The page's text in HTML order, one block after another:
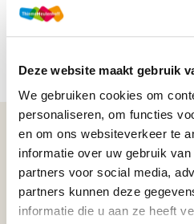
Deze website maakt gebruik
We gebruiken cookies om
personaliseren, om functies
en om ons websiteverkeer te
informatie over uw gebruik
partners voor social media,
partners kunnen deze
informatie die u aan ze heeft
leereenheden dekt alle
en financiële opleidingen. In
WIJ STAAN
033-